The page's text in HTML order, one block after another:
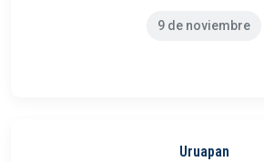
9 de noviembre
Uruapan